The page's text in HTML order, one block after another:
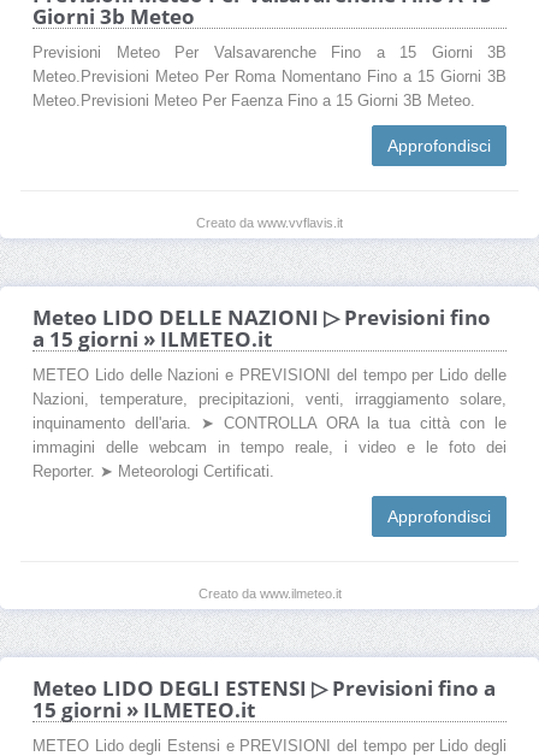
Giorni 3b Meteo
Previsioni Meteo Per Valsavarenche Fino a 15 Giorni 3B
Meteo.Previsioni Meteo Per Roma Nomentano Fino a 15 Giorni 3B
Meteo.Previsioni Meteo Per Faenza Fino a 15 Giorni 3B Meteo.
Approfondisci
Creato da www.vvflavis.it
Meteo LIDO DELLE NAZIONI ▷ Previsioni fino
a 15 giorni » ILMETEO.it
METEO Lido delle Nazioni e PREVISIONI del tempo per Lido delle
Nazioni, temperature, precipitazioni, venti, irraggiamento solare,
inquinamento dell'aria. ➤ CONTROLLA ORA la tua città con le
immagini delle webcam in tempo reale, i video e le foto dei
Reporter. ➤ Meteorologi Certificati.
Approfondisci
Creato da www.ilmeteo.it
Meteo LIDO DEGLI ESTENSI ▷ Previsioni fino a
15 giorni » ILMETEO.it
METEO Lido degli Estensi e PREVISIONI del tempo per Lido degli